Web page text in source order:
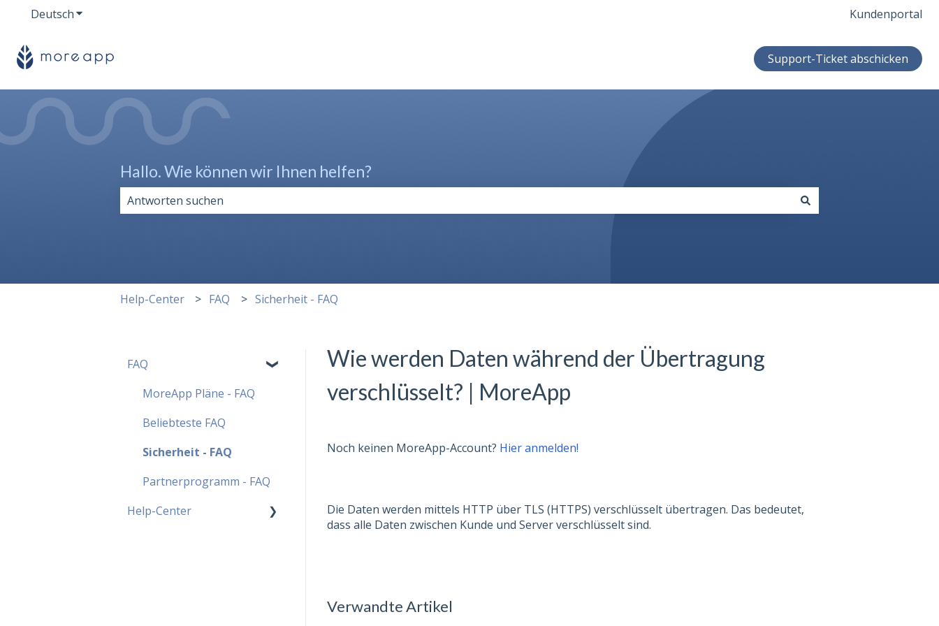
DeutschUntermenü für Übersetzungen anzeigen Kundenportal
Support-Ticket abschicken
Hallo. Wie können wir Ihnen helfen?
Help-Center FAQ Sicherheit - FAQ
Wie werden Daten während der Übertragung
verschlüsselt? | MoreApp
Noch keinen MoreApp-Account? Hier anmelden!
Die Daten werden mittels HTTP über TLS (HTTPS) verschlüsselt übertragen. Das bedeutet,
dass alle Daten zwischen Kunde und Server verschlüsselt sind.
Verwandte Artikel
FAQ
MoreApp Pläne - FAQ
Beliebteste FAQ
Sicherheit - FAQ
Partnerprogramm - FAQ
Help-Center